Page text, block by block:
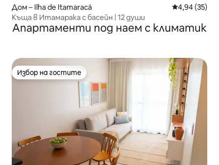
Дом – Ilha de Itamaracá Средна
4,94 (35)
Къща в Итамарака с басейн | 12 души
Апартаменти под наем с климатик
Избор на гостите
Избор на гостите